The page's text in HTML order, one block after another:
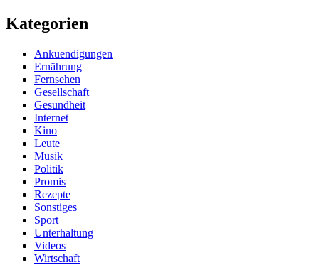
Kategorien
Ankuendigungen
Ernährung
Fernsehen
Gesellschaft
Gesundheit
Internet
Kino
Leute
Musik
Politik
Promis
Rezepte
Sonstiges
Sport
Unterhaltung
Videos
Wirtschaft